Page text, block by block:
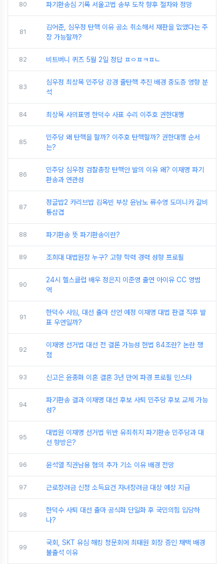
80 파기환송심 기록 서울고법 송부 도착 향후 절차와 정망
81
김어준, 심우정 탄핵 이유 공소 취소해서 재판을 없앴다는 주
장 가능할까?
82 비트버니 퀴즈 5월 2일 정답 ㅍㅇㅍㅋㅍㄴ
83
심우정 최상목 민주당 강경 줄탄핵 추진 배경 중도층 영향 분
석
84 최상목 사의표명 한덕수 사표 수리 이주호 권한대행
85
민주당 왜 탄핵을 할까? 이주호 탄핵할까? 권한대행 순서
는?
86
민주당 심우정 검찰총장 탄핵안 발의 이유 왜? 이재명 파기
환송과 연관성
87
정글밥2 카리브밥 김옥빈 부상 윤남노 류수영 도미니카 갈비
통삼겹
88 파기환송 뜻 파기환송이란?
89 조희대 대법원장 누구? 고향 학력 경력 성향 프로필
90
24시 헬스클럽 배우 정은지 이준영 출연 아이유 CC 영범
역
91
한덕수 사임, 대선 출마 선언 예정 이재명 대법 판결 직후 발
표 우연일까?
92
이재명 선거법 대선 전 결론 가능성 헌법 84조란? 논란 쟁
점
93 신고은 윤종화 이혼 결혼 3년 만에 파경 프로필 인스타
94
파기환송 결과 이재명 대선 후보 사퇴 민주당 후보 교체 가능
성?
95
대법원 이재명 선거법 위반 유죄취지 파기환송 민주당과 대
선 향방은?
96 윤석열 직권남용 혐의 추가 기소 이유 배경 전망
97 근로장려금 신청 소득요건 자녀장려금 대상 예상 지급
98
한덕수 사퇴 대선 출마 공식화 단일화 후 국민의힘 입당하
나?
99
국회, SKT 유심 해킹 청문회에 최태원 회장 증인 채택 배경
불출석 이유